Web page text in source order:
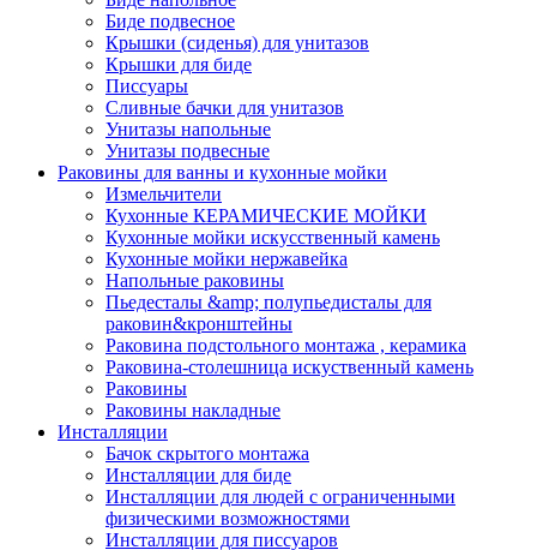
Биде подвесное
Крышки (сиденья) для унитазов
Крышки для биде
Писсуары
Сливные бачки для унитазов
Унитазы напольные
Унитазы подвесные
Раковины для ванны и кухонные мойки
Измельчители
Кухонные КЕРАМИЧЕСКИЕ МОЙКИ
Кухонные мойки искусственный камень
Кухонные мойки нержавейка
Напольные раковины
Пьедесталы &amp; полупьедисталы для
раковин&кронштейны
Раковина подстольного монтажа , керамика
Раковина-столешница искуственный камень
Раковины
Раковины накладные
Инсталляции
Бачок скрытого монтажа
Инсталляции для биде
Инсталляции для людей с ограниченными
физическими возможностями
Инсталляции для писсуаров